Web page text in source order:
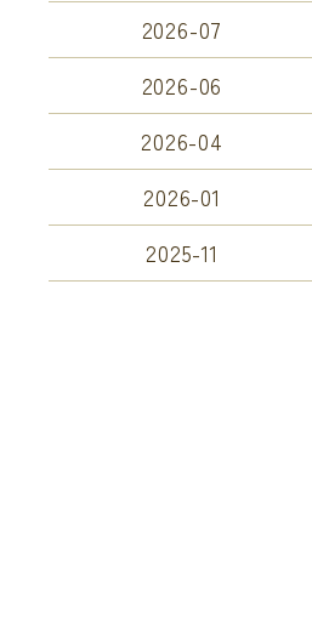
2026-07
2026-06
2026-04
2026-01
2025-11